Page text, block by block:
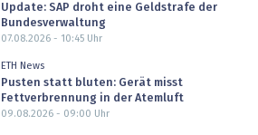
Update: SAP droht eine Geldstrafe der
Bundesverwaltung
07.08.2026 - 10:45Uhr
ETH News
Pusten statt bluten: Gerät misst
Fettverbrennung in der Atemluft
09.08.2026 - 09:00 Uhr